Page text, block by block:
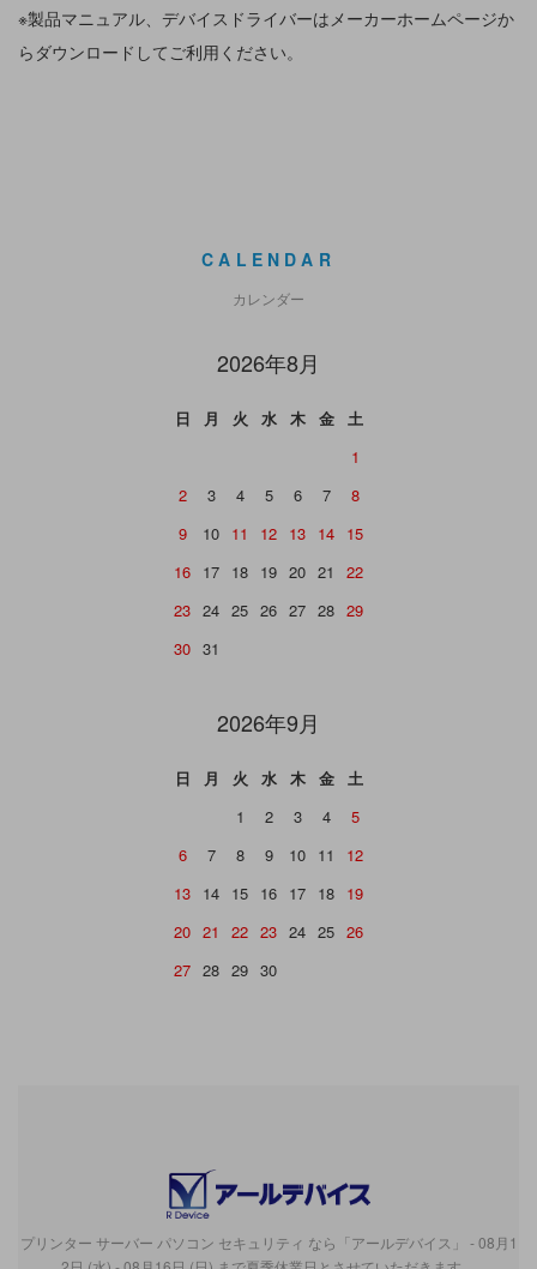
※製品マニュアル、デバイスドライバーはメーカーホームページか
らダウンロードしてご利用ください。
CALENDAR
カレンダー
2026年8月
日 月 火 水 木 金
土
1
2
3 4 5 6 7
8
9
10 11 12 13 14 15
16 17 18 19 20 21
22
23 24 25 26 27 28 29
30 31
2026年9月
日 月 火 水 木 金
土
1
2 3 4
5
6
7 8 9 10 11
12
13 14 15 16 17 18 19
20 21 22 23 24 25 26
27 28 29 30
プリンター サーバー パソコン セキュリティ なら「アールデバイス」 - 08月1